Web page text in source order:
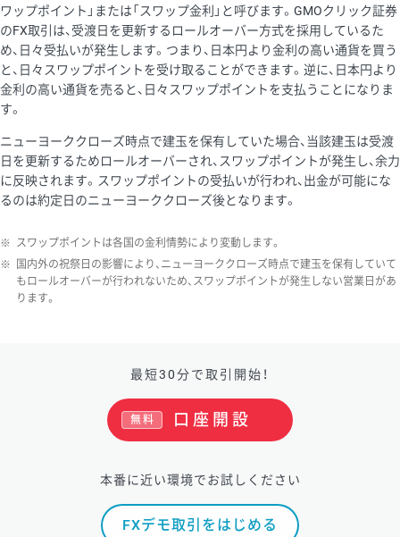
ワップポイント」または「スワップ金利」と呼びます。GMOクリック証券
のFX取引は、受渡日を更新するロールオーバー方式を採用しているた
め、日々受払いが発生します。つまり、日本円より金利の高い通貨を買う
と、日々スワップポイントを受け取ることができます。逆に、日本円より
金利の高い通貨を売ると、日々スワップポイントを支払うことになりま
す。
ニューヨーククローズ時点で建玉を保有していた場合、当該建玉は受渡
日を更新するためロールオーバーされ、スワップポイントが発生し、余力
に反映されます。スワップポイントの受払いが行われ、出金が可能にな
るのは約定日のニューヨーククローズ後となります。
※ スワップポイントは各国の金利情勢により変動します。
※
国内外の祝祭日の影響により、ニューヨーククローズ時点で建玉を保有していて
もロールオーバーが行われないため、スワップポイントが発生しない営業日があ
ります。
最短30分で取引開始！
口座開設
無料
本番に近い環境でお試しください
FXデモ取引をはじめる